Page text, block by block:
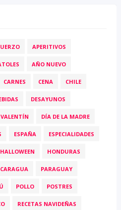
APERITIVOS
AÑO NUEVO
CARNES CENA CHILE
DESAYUNOS
DÍA DE LA MADRE
ESPAÑA ESPECIALIDADES
HALLOWEEN HONDURAS
PARAGUAY
POLLO POSTRES
RECETAS NAVIDEÑAS